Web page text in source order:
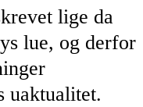
lige da
lue, og derfor
uaktualitet.